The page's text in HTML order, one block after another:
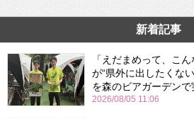
新着記事
「えだまめって、こ
が“県外に出したくな
を森のビアガーデンで
2026/08/05 11:06